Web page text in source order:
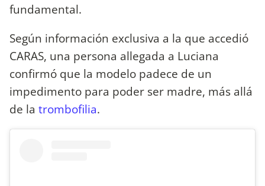
fundamental.
Según información exclusiva a la que accedió
CARAS, una persona allegada a Luciana
confirmó que la modelo padece de un
impedimento para poder ser madre, más allá
de la trombofilia.